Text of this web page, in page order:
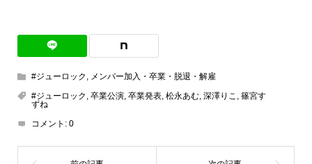
#ジューロック , メンバー加入・卒業・脱退・解雇
#ジューロック , 卒業公演, 卒業発表, 松永あむ, 深澤りこ , 篠宮す
ずね
コメント: 0